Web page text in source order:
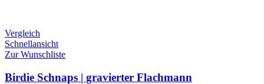
Vergleich
Schnellansicht
Zur Wunschliste
Birdie Schnaps | gravierter Flachmann